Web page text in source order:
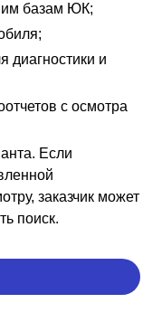
базам ЮК;
диагностики и
с осмотра
Если
заказчик может
поиск.